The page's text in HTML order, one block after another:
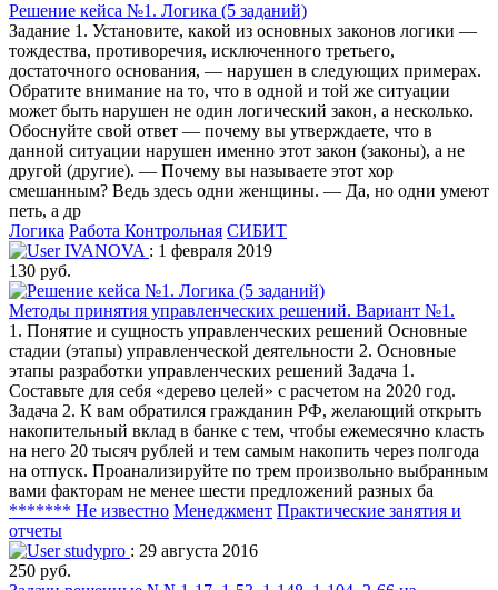
Решение кейса №1. Логика (5 заданий)
Задание 1. Установите, какой из основных законов логики —
тождества, противоречия, исключенного третьего,
достаточного основания, — нарушен в следующих примерах.
Обратите внимание на то, что в одной и той же ситуации
может быть нарушен не один логический закон, а несколько.
Обоснуйте свой ответ — почему вы утверждаете, что в
данной ситуации нарушен именно этот закон (законы), а не
другой (другие). — Почему вы называете этот хор
смешанным? Ведь здесь одни женщины. — Да, но одни умеют
петь, а др
Логика Работа Контрольная СИБИТ
IVANOVA : 1 февраля 2019
130 руб.
Методы принятия управленческих решений. Вариант №1.
1. Понятие и сущность управленческих решений Основные
стадии (этапы) управленческой деятельности 2. Основные
этапы разработки управленческих решений Задача 1.
Составьте для себя «дерево целей» с расчетом на 2020 год.
Задача 2. К вам обратился гражданин РФ, желающий открыть
накопительный вклад в банке с тем, чтобы ежемесячно класть
на него 20 тысяч рублей и тем самым накопить через полгода
на отпуск. Проанализируйте по трем произвольно выбранным
вами факторам не менее шести предложений разных ба
******* Не известно Менеджмент Практические занятия и
отчеты
studypro : 29 августа 2016
250 руб.